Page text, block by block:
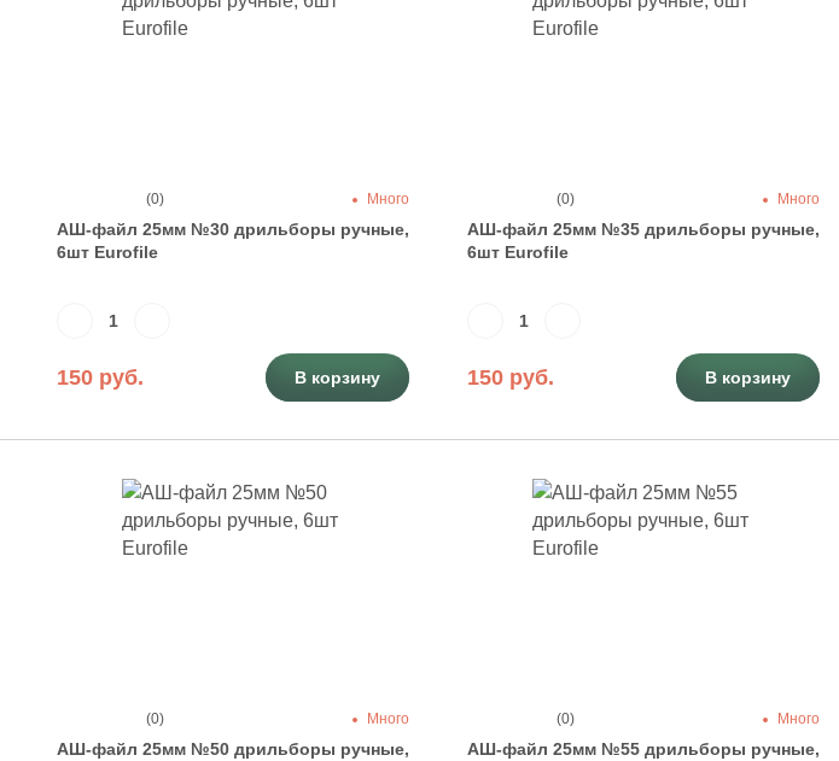
АШ-файл 25мм №30 дрильборы ручные,
6шт Eurofile
150 руб.
(0) Много
В корзину
АШ-файл 25мм №35 дрильборы ручные,
6шт Eurofile
150 руб.
(0) Много
В корзину
АШ-файл 25мм №50 дрильборы ручные,
(0) Много
АШ-файл 25мм №55 дрильборы ручные,
(0) Много